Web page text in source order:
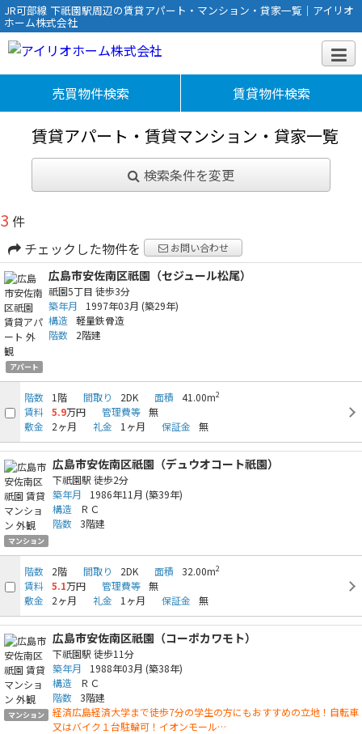
JR可部線 下祇園駅周辺の賃貸アパート・マンション・貸家一覧｜アイリオ
ホーム株式会社
売買物件検索 賃貸物件検索
賃貸アパート・賃貸マンション・貸家一覧
検索条件を変更
3 件
チェックした物件を
お問い合わせ
アパート
広島市安佐南区祇園（セジュール松尾）
祇園5丁目 徒歩3分
築年月
1997年03月 (築29年)
構造 軽量鉄骨造
階数
2階建
階数 1階 間取り 2DK 面積 41.00m2
賃料 5.9万円 管理費等 無
敷金
2ヶ月 礼金 1ヶ月 保証金 無
マンション
広島市安佐南区祇園（デュウオコート祇園）
下祇園駅 徒歩2分
築年月
1986年11月 (築39年)
構造
ＲＣ
階数 3階建
階数 2階 間取り 2DK 面積 32.00m2
賃料 5.1万円 管理費等 無
敷金
2ヶ月 礼金 1ヶ月 保証金 無
マンション
広島市安佐南区祇園（コーポカワモト）
下祇園駅 徒歩11分
築年月
1988年03月 (築38年)
構造
ＲＣ
階数 3階建
経済広島経済大学まで徒歩7分の学生の方にもおすすめの立地！自転車
又はバイク１台駐輪可！イオンモール…